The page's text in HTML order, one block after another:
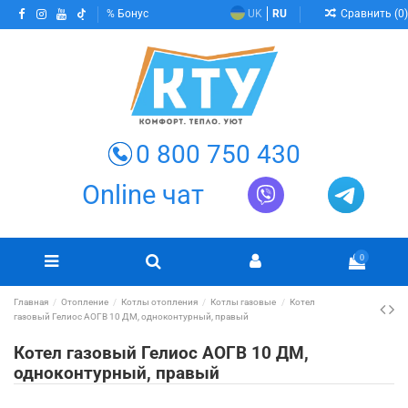
Бонус UK RU Сравнить (0)
0 800 750 430
Online чат
0
Главная Отопление Котлы отопления Котлы газовые
Котел
газовый Гелиос АОГВ 10 ДМ, одноконтурный, правый
Котел газовый Гелиос АОГВ 10 ДМ,
одноконтурный, правый